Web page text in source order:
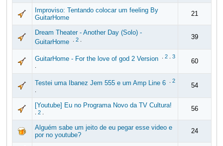
Improviso: Tentando colocar um feeling By
GuitarHome
21
Dream Theater - Another Day (Solo) -
GuitarHome
2. 39
GuitarHome - For the love of god 2 Version 2. 3
60
Testei uma Ibanez Jem 555 e um Amp Line 6
2
54
[Youtube] Eu no Programa Novo da TV Cultura!
2. 56
Alguém sabe um jeito de eu pegar esse video e
por no youtube?
24